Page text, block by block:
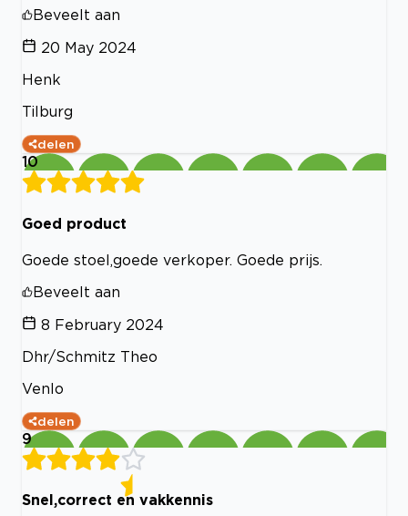
Beveelt aan
20 May 2024
Henk
Tilburg
delen
10
Goed product
Goede stoel,goede verkoper. Goede prijs.
Beveelt aan
8 February 2024
Dhr/Schmitz Theo
Venlo
delen
9
Snel,correct en vakkennis